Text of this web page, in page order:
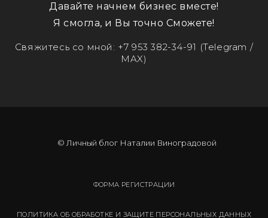
Давайте начнем бизнес вместе!
Я смогла, и Вы точно Сможете!
Свяжитесь со мной: +7 953 382-34-91 (Telegram /
MAX)
© Личный блог Наталии Виноградовой
ФОРМА РЕГИСТРАЦИИ
ПОЛИТИКА ОБ ОБРАБОТКЕ И ЗАЩИТЕ ПЕРСОНАЛЬНЫХ ДАННЫХ